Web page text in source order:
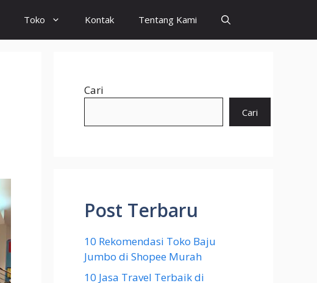
Toko Kontak Tentang Kami
Cari
Cari
Post Terbaru
10 Rekomendasi Toko Baju
Jumbo di Shopee Murah
10 Jasa Travel Terbaik di